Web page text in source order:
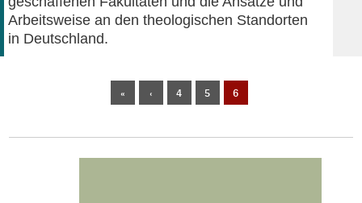
Arbeitsweise an den theologischen Standorten
in Deutschland.
« ‹ 4 5 6